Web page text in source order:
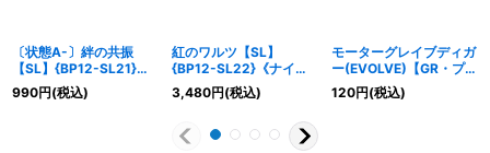
〔状態A-〕絆の共振
【SL】{BP12-SL21}
《ナイトメア》
990円(税込)
紅のワルツ【SL】
{BP12-SL22}《ナイト
メア》
3,480円(税込)
モーターグレイブディガ
ー(EVOLVE)【GR・プレ
ミアム】{BP12-P14}
《ナイトメア》
120円(税込)